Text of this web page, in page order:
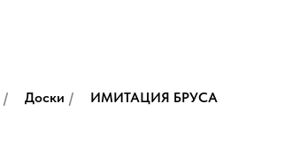
/ Доски / ИМИТАЦИЯ БРУСА